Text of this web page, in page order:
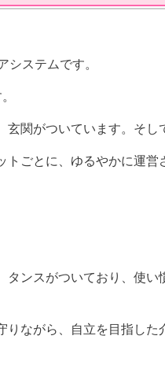
システムです。
関がついています。そし
ごとに、ゆるやかに運営
ンスがついており、使
ながら、自立を目指した